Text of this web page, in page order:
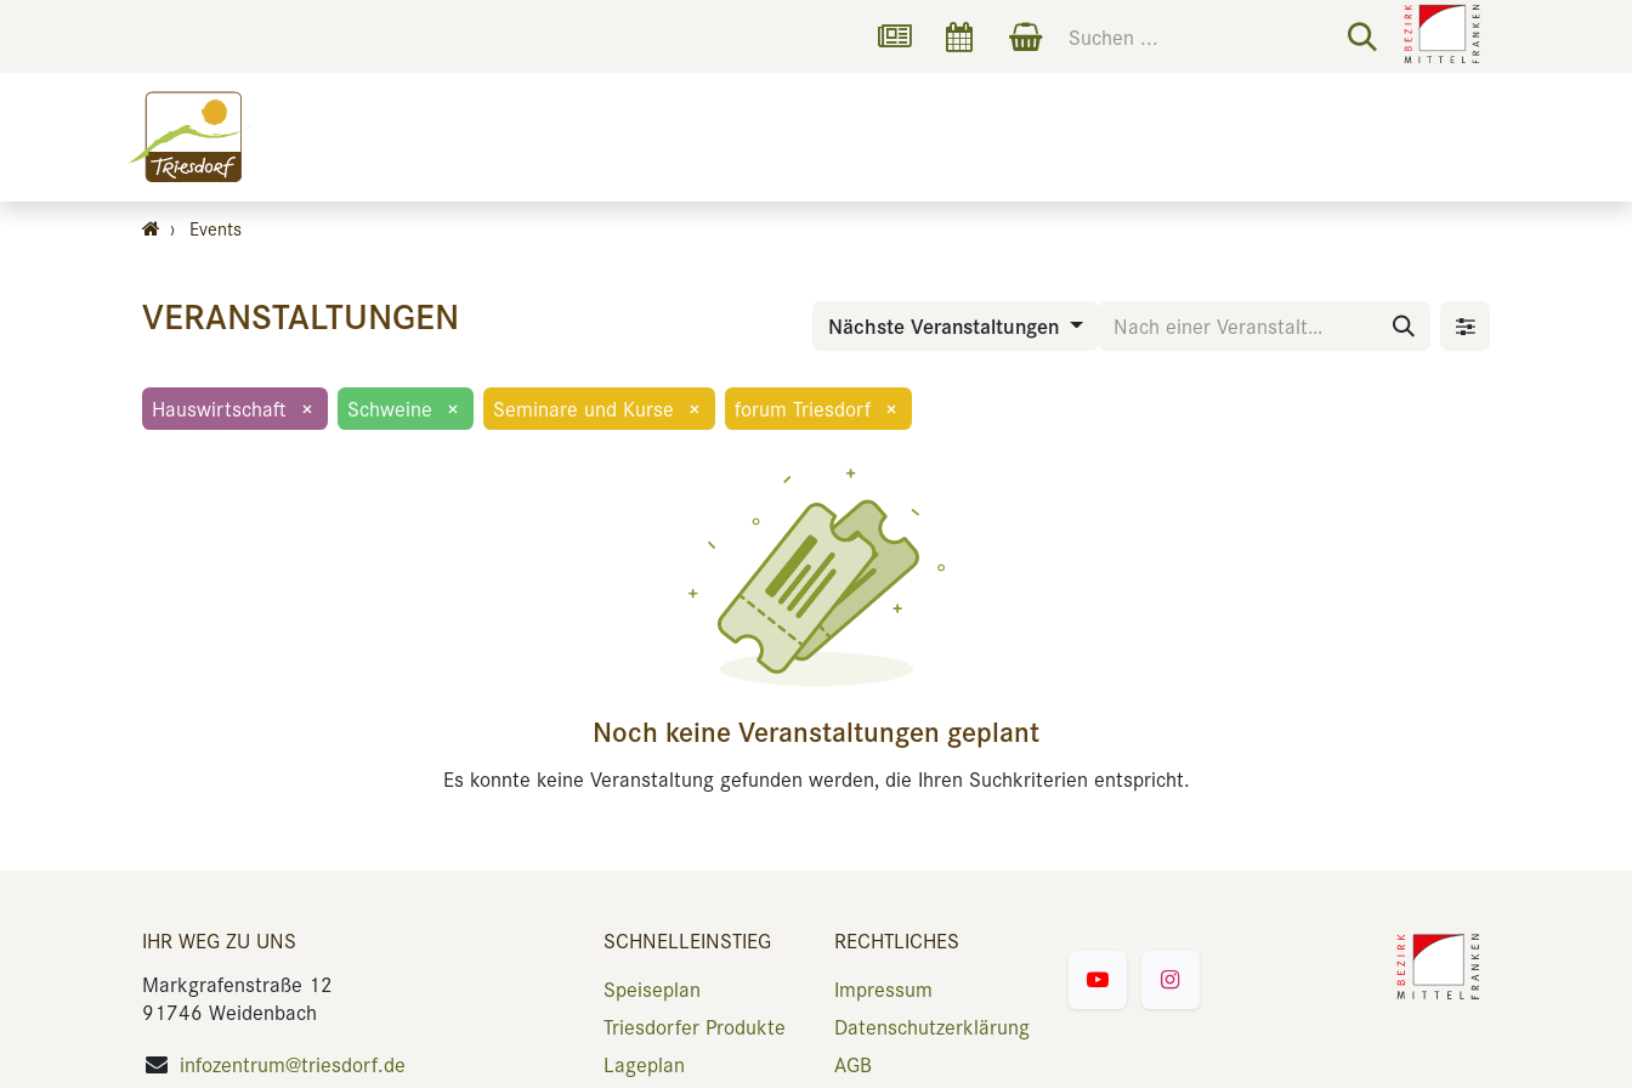
› Events
VERANSTALTUNGEN Nächste Veranstaltungen
Hauswirtschaft × Schweine × Seminare und Kurse × forum Triesdorf ×
Noch keine Veranstaltungen geplant
Es konnte keine Veranstaltung gefunden werden, die Ihren Suchkriterien entspricht.
IHR WEG ZU UNS
Markgrafenstraße 12
91746 Weidenbach
infozentrum@triesdorf.de
SCHNELLEINSTIEG
Speiseplan
Triesdorfer Produkte
Lageplan
RECHTLICHES
Impressum
Datenschutzerklärung
AGB